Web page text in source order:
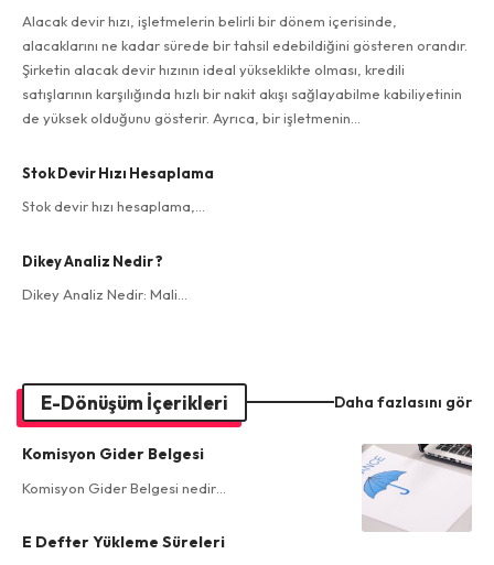
Alacak devir hızı, işletmelerin belirli bir dönem içerisinde,
alacaklarını ne kadar sürede bir tahsil edebildiğini gösteren orandır.
Şirketin alacak devir hızının ideal yükseklikte olması, kredili
satışlarının karşılığında hızlı bir nakit akışı sağlayabilme kabiliyetinin
de yüksek olduğunu gösterir. Ayrıca, bir işletmenin…
Stok Devir Hızı Hesaplama
Stok devir hızı hesaplama,…
Dikey Analiz Nedir ?
Dikey Analiz Nedir: Mali…
E-Dönüşüm İçerikleri Daha fazlasını gör
Komisyon Gider Belgesi
Komisyon Gider Belgesi nedir…
E Defter Yükleme Süreleri